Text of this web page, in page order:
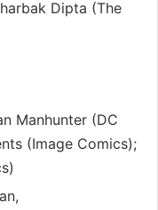
Dipta (The
Manhunter (DC
(Image Comics);